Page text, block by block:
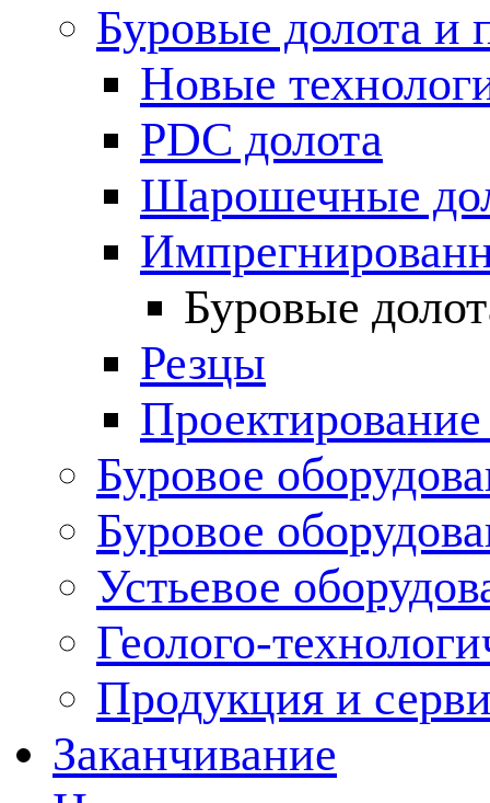
Буровые долота и
Новые
PDC долота
Шарошечные
Буровые
Резцы
Буровое
Буровое
Устьевое
Геолого-
Продукция и
Заканчивание